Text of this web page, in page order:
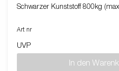
Schwarzer Kunststoff 800kg
Art nr
UVP
In den